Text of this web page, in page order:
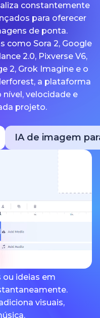
constantemente
para oferecer
de ponta.
como Sora 2, Google
2.0, Pixverse V6,
2, Grok Imagine e o
a plataforma
velocidade e
projeto.
IA de imagem
ideias em
visuais,